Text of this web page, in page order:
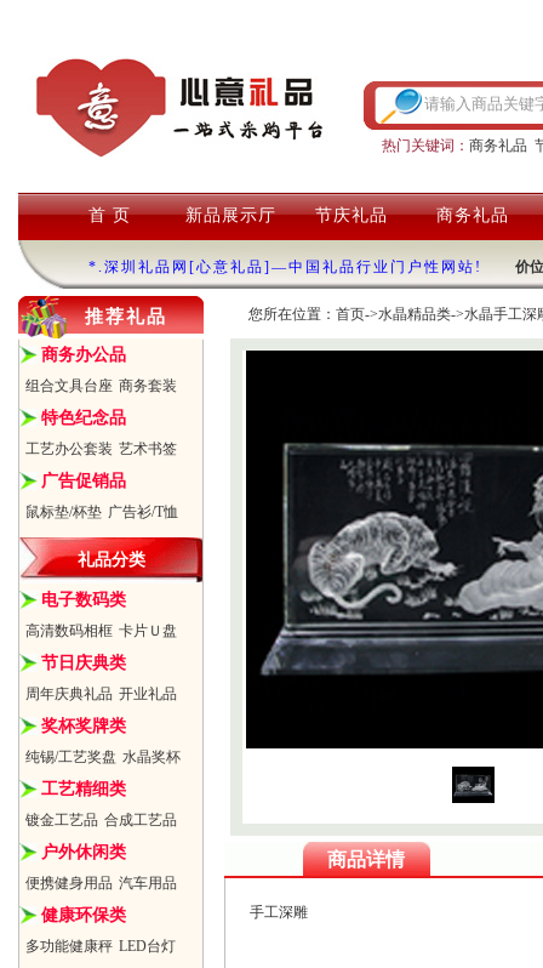
热门关键词： 商务礼品
首 页 新品展示厅 节庆礼品 商务礼品
*.深圳礼品网[心意礼品]—中国礼品行业门户性网站! 价
推荐礼品
商务办公品
组合文具台座 商务套装
特色纪念品
工艺办公套装 艺术书签
广告促销品
鼠标垫/杯垫 广告衫/T恤
礼品分类
电子数码类
高清数码相框 卡片Ｕ盘
节日庆典类
周年庆典礼品 开业礼品
奖杯奖牌类
纯锡/工艺奖盘 水晶奖杯
工艺精细类
镀金工艺品 合成工艺品
户外休闲类
便携健身用品 汽车用品
健康环保类
多功能健康秤 LED台灯
您所在位置： 首页->水晶精品类->水晶手工深
商品详情
手工深雕